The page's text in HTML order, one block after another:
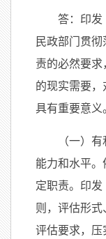
答：印发
民政部门贯
责的必然要
的现实需要
具有重要意义
（一）
能力和水平
定职责。印发
则，评估形
评估要求，压